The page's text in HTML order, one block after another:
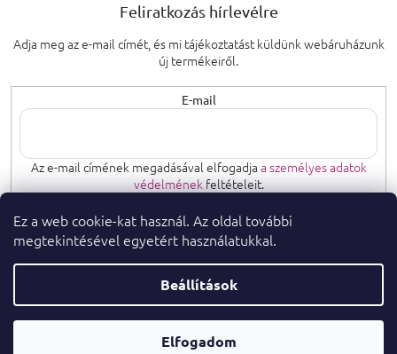
Ez a web cookie-kat használ. Az oldal további
megtekintésével egyetért használatukkal.
Beállítások
Elfogadom
Feliratkozás hírlevélre
Adja meg az e-mail címét, és mi tájékoztatást küldünk webáruházunk
új termékeiről.
E-mail
Az e-mail címének megadásával elfogadja a személyes adatok
védelménekfeltételeit.
FELIRATKOZÁS
Shoptet Premium készítette
Copyright 2026parfumeshop.hu. Minden jog fenntartva.